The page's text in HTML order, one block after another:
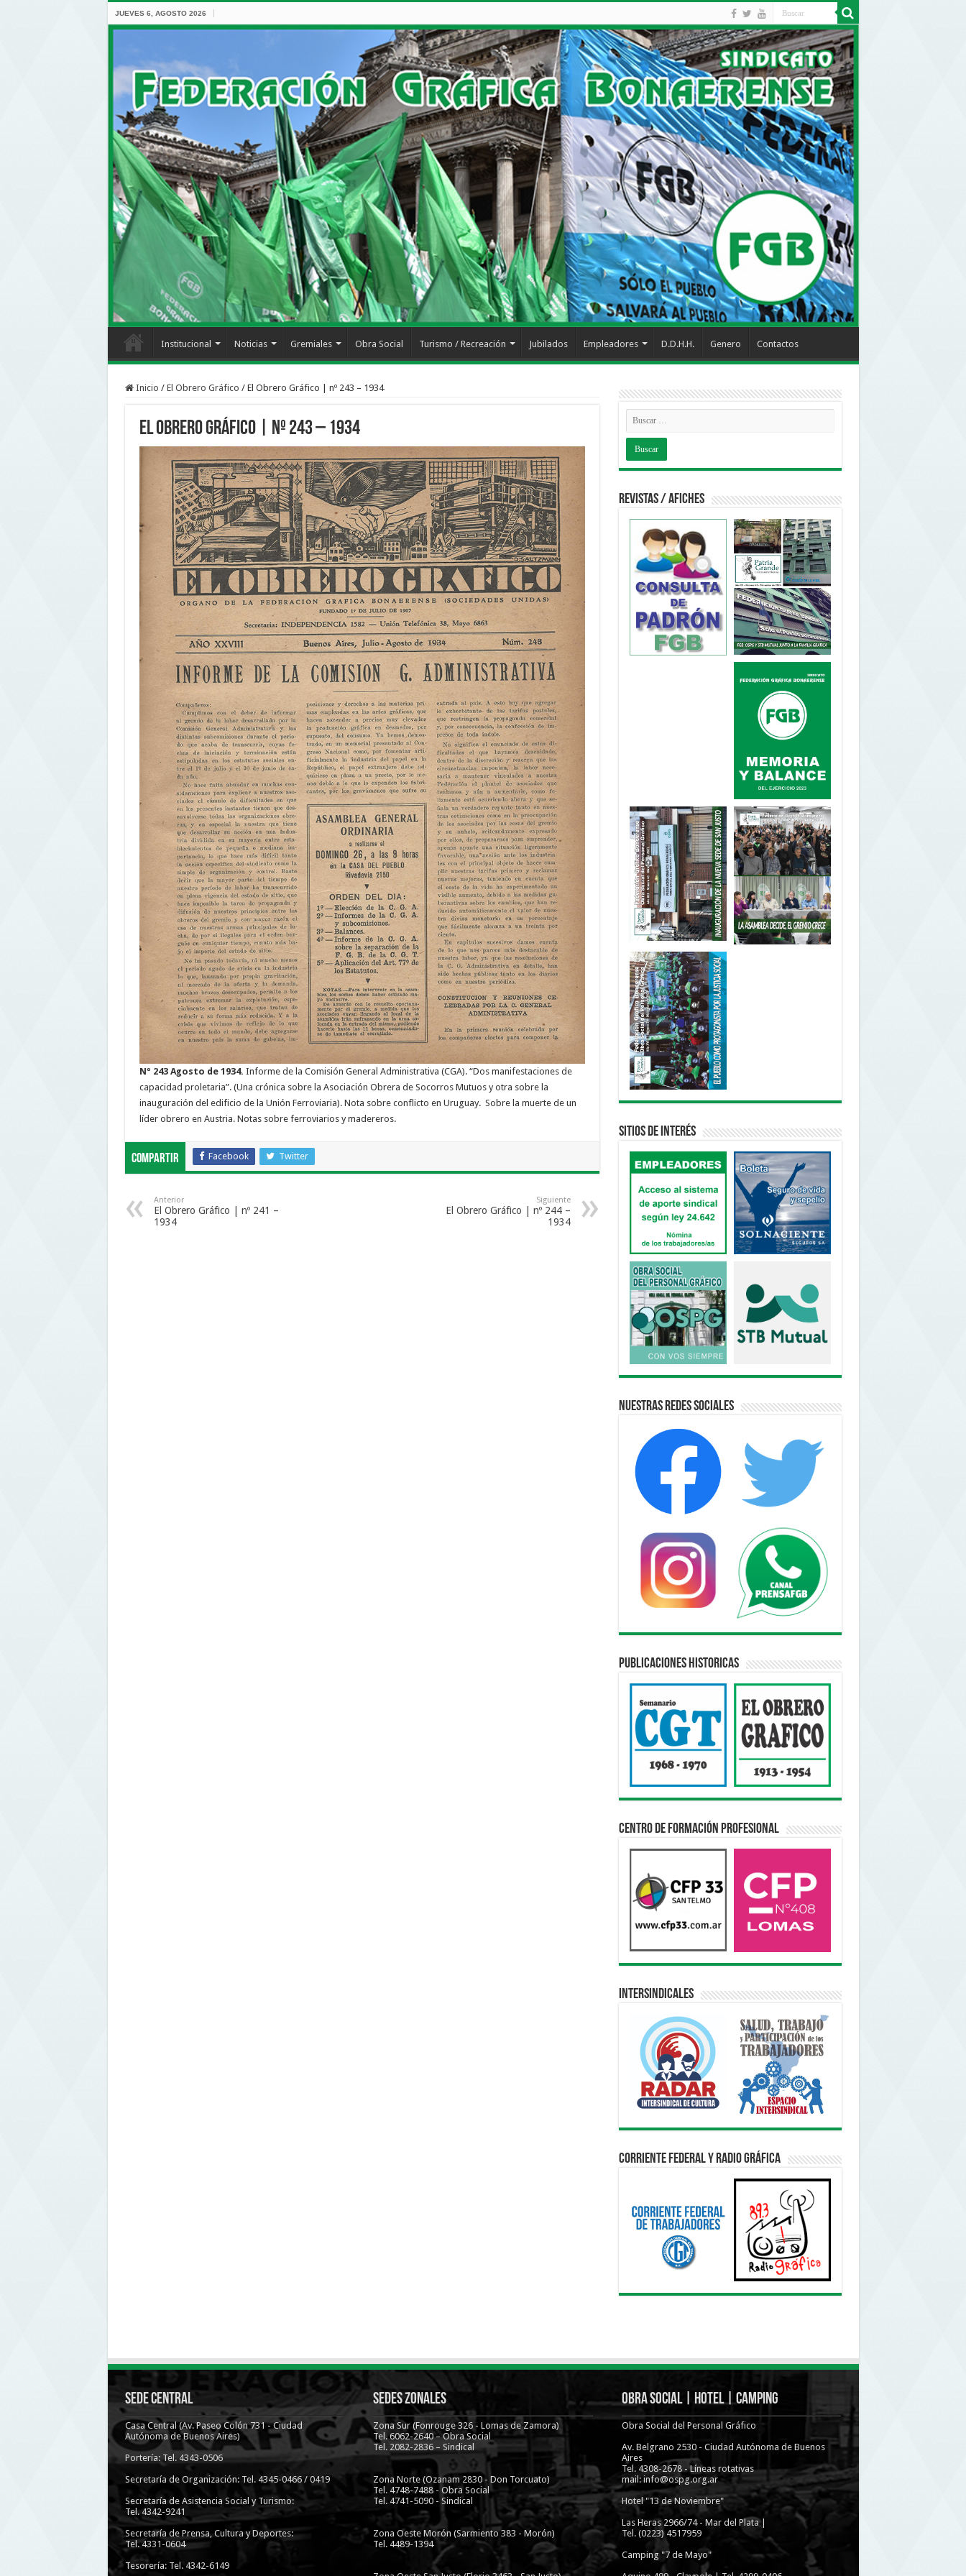
JUEVES 6, AGOSTO 2026
Institucional Noticias Gremiales Obra Social Turismo / Recreación Jubilados Empleadores D.D.H.H. Genero Contactos
Inicio / El Obrero Gráfico / El Obrero Gráfico | nº 243 – 1934
El Obrero Gráfico | nº 243 – 1934
Nº 243 Agosto de 1934. Informe de la Comisión General Administrativa (CGA). “Dos manifestaciones de
capacidad proletaria”. (Una crónica sobre la Asociación Obrera de Socorros Mutuos y otra sobre la
inauguración del edificio de la Unión Ferroviaria). Nota sobre conflicto en Uruguay. Sobre la muerte de un
líder obrero en Austria. Notas sobre ferroviarios y madereros.
Compartir Facebook Twitter
Anterior
El Obrero Gráfico | nº 241 –
1934
Siguiente
El Obrero Gráfico | nº 244 –
1934
Revistas / Afiches
Sitios de interés
Nuestras Redes Sociales
Publicaciones Historicas
Centro de Formación Profesional
Intersindicales
Corriente Federal y Radio Gráfica
Sede Central
Casa Central (Av. Paseo Colón 731 - Ciudad
Autónoma de Buenos Aires)
Portería: Tel. 4343-0506
Secretaría de Organización: Tel. 4345-0466 / 0419
Secretaría de Asistencia Social y Turismo:
Tel. 4342-9241
Secretaría de Prensa, Cultura y Deportes:
Tel. 4331-0604
Tesorería: Tel. 4342-6149
Sedes Zonales
Zona Sur (Fonrouge 326 - Lomas de Zamora)
Tel. 6062-2640 – Obra Social
Tel. 2082-2836 – Sindical
Zona Norte (Ozanam 2830 - Don Torcuato)
Tel. 4748-7488 - Obra Social
Tel. 4741-5090 - Sindical
Zona Oeste Morón (Sarmiento 383 - Morón)
Tel. 4489-1394
Obra Social | Hotel | Camping
Obra Social del Personal Gráfico
Av. Belgrano 2530 - Ciudad Autónoma de Buenos
Aires
Tel. 4308-2678 - Líneas rotativas
mail: info@ospg.org.ar
Hotel "13 de Noviembre"
Las Heras 2966/74 - Mar del Plata |
Tel. (0223) 4517959
Camping "7 de Mayo"